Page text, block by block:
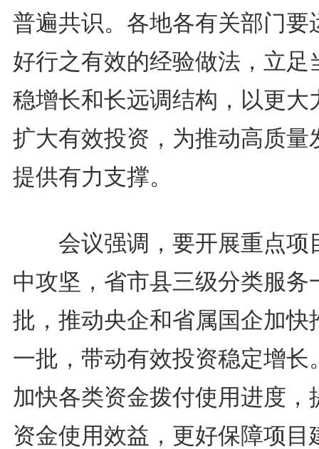
普遍共识。各地各有关部门要
好行之有效的经验做法，立足
稳增长和长远调结构，以更大
扩大有效投资，为推动高质量
提供有力支撑。
会议强调，要开展重点项
中攻坚，省市县三级分类服务
批，推动央企和省属国企加快
一批，带动有效投资稳定增长
加快各类资金拨付使用进度，
资金使用效益，更好保障项目